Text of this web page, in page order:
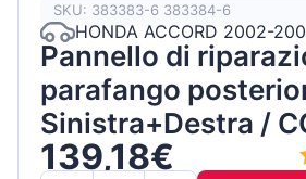
SKU: 383383-6 383384-6
HONDA ACCORD 2002-
Pannello di
parafango
Sinistra+Destra /
139,18€